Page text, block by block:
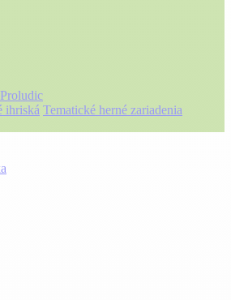
ihriská Tematické herné zariadenia